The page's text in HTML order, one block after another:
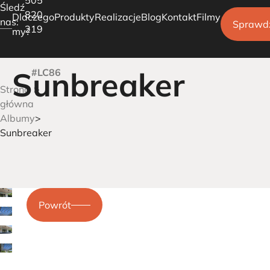
Śledź
nas:
820
219
Dlaczego
my?
Produkty
Pergole tarasowe
Ogrody Zimowe
RealizacjeBlogKontaktFilmy
Strona
główna
Albumy
Sunbreaker
Sunbreaker
#LC86
Powrót